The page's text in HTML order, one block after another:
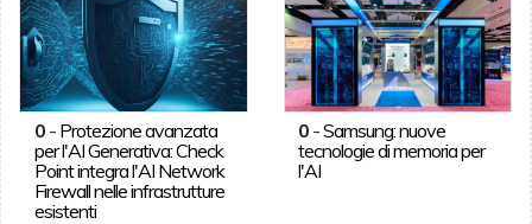
0- Protezione avanzata
per l'AI Generativa: Check
Point integra l'AI Network
Firewall nelle infrastrutture
esistenti
0 -Samsung: nuove
tecnologie di memoria per
l'AI